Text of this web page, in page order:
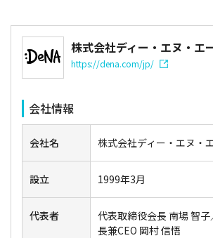
株式会社ディー・エヌ・エ
https://dena.com/jp/
会社情報
会社名 株式会社ディー・エヌ・
設立 1999年3月
代表者
代表取締役会長 南場 智
長兼CEO 岡村 信悟